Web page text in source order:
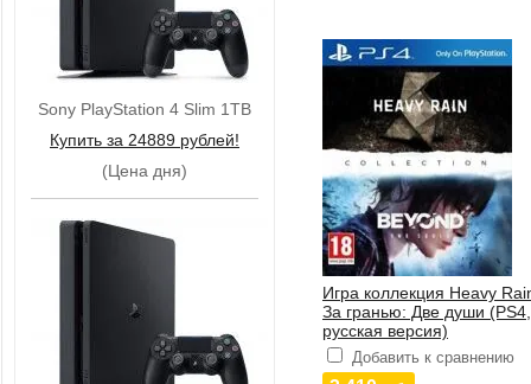
Sony PlayStation 4 Slim 1TB
Купить за 24889 рублей!
(Цена дня)
Игра коллекция Heavy
За гранью: Две души (PS4,
русская версия)
Добавить к сравнению